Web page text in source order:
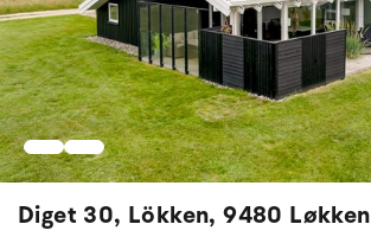
Diget 30, Lökken, 9480 Løkken